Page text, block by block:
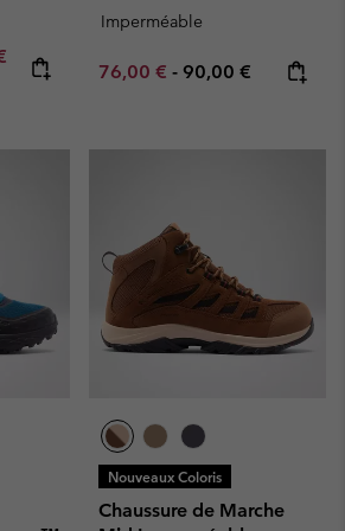
sale price:
Regular price:
Imperméable
Minimum sale price:
76,00 € - Maximum price:
90,00 €
Nouveaux Coloris
Chaussure de Marche